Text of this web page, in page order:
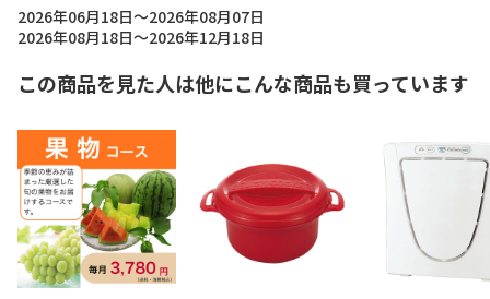
2026年06月18日～2026年08月07日
2026年08月18日～2026年12月18日
この商品を見た人は他にこんな商品も買っています